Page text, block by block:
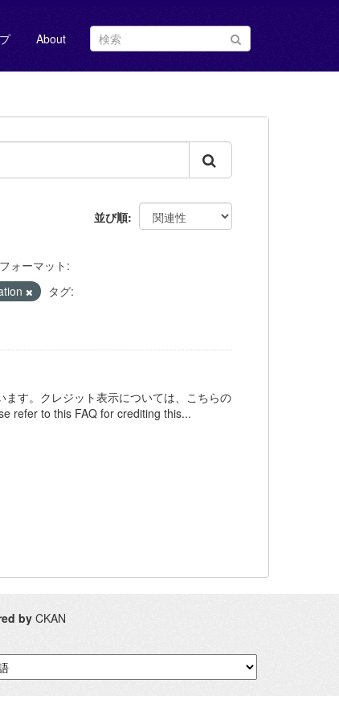
About
並び順
フォーマット:
タグ:
ます。クレジット表示については、こちらの
refer to this FAQ for crediting this...
byCKAN